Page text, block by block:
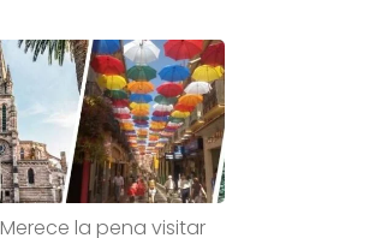
Merece la pena visitar